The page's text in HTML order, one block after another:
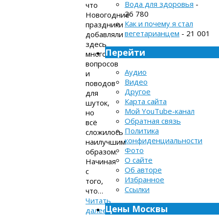
что
Новогодние
праздники
добавляли
здесь
много
вопросов
и
поводов
для
шуток,
но
всё
сложилось
наилучшим
образом.
Начиная
с
того,
что…
Читать
далее
Вода для здоровья -
26 780
Как и почему я стал
вегетарианцем - 21 001
Перейти
Аудио
Видео
Другое
Карта сайта
Мой YouTube-канал
Обратная связь
Политика
конфиденциальности
Фото
О сайте
Об авторе
Избранное
Ссылки
Цены Москвы